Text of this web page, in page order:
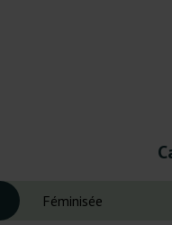
Féminisée